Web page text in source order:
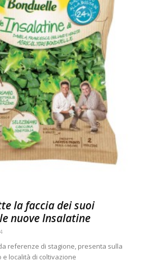
la faccia dei suoi
nuove Insalatine
referenze di stagione, presenta sulla
località di coltivazione